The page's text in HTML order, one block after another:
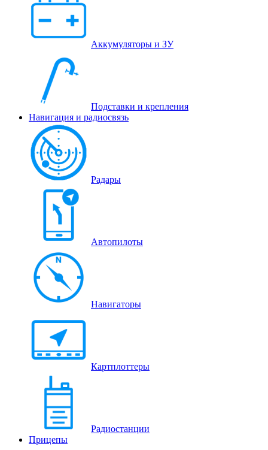
Аккумуляторы и ЗУ
Подставки и крепления
Навигация и радиосвязь
Радары
Автопилоты
Навигаторы
Картплоттеры
Радиостанции
Прицепы